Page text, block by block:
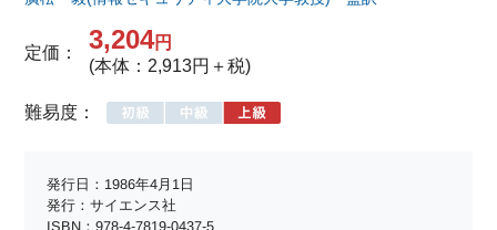
定価： 3,204円
(本体：2,913円＋税)
難易度：
発行日：1986年4月1日
発行：サイエンス社
ISBN：978-4-7819-0437-5